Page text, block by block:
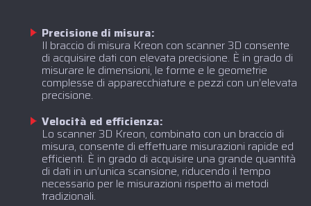
Precisione di misura:
Il braccio di misura Kreon con scanner 3D consente
di acquisire dati con elevata precisione. È in grado di
misurare le dimensioni, le forme e le geometrie
complesse di apparecchiature e pezzi con un’elevata
precisione.
Velocità ed efficienza:
Lo scanner 3D Kreon, combinato con un braccio di
misura, consente di effettuare misurazioni rapide ed
efficienti. È in grado di acquisire una grande quantità
di dati in un’unica scansione, riducendo il tempo
necessario per le misurazioni rispetto ai metodi
tradizionali.